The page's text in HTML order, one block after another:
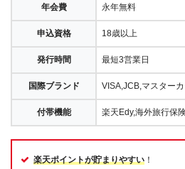
年会費 永年無料
申込資格 18歳以上
発行時間 最短3営業日
国際ブランド VISA,JCB,マスター
付帯機能 楽天Edy,海外旅行保
楽天ポイントが貯まりやすい ！